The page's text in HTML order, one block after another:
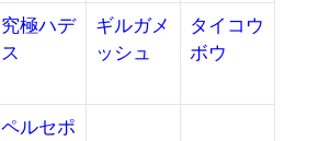
究極ハデ
ス
ギルガメ
ッシュ
タイコウ
ボウ
ペルセポ